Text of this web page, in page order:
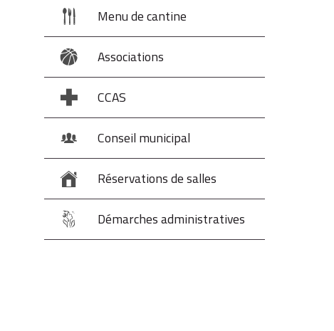
Menu de cantine
Associations
CCAS
Conseil municipal
Réservations de salles
Démarches administratives